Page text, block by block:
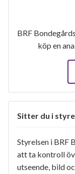
BRF
köp en
Sitter du i
Styrelsen i BRF
att ta kontroll
utseende, bild